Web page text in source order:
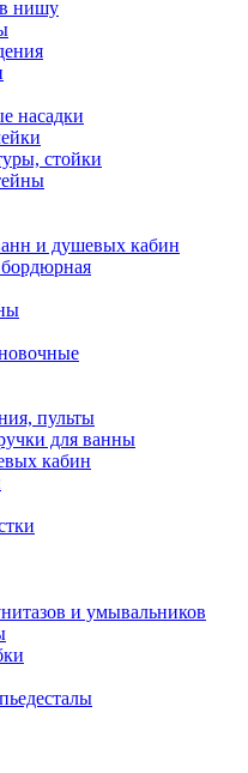
нишу
насадки
стойки
и душевых кабин
пульты
для ванны
кабин
и умывальников